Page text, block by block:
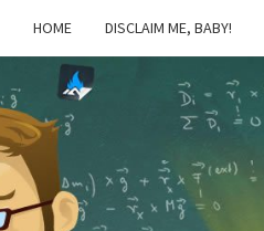
HOME DISCLAIM ME, BABY!